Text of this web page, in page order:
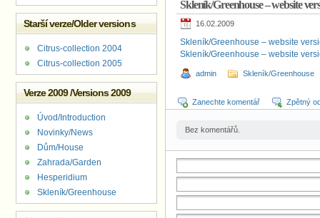
Skleník/Greenhouse – website
16.02.2009
Skleník/Greenhouse – website
Skleník/Greenhouse – website
admin Skleník/Greenhouse
Zanechte komentář Zpětný
Bez komentářů.
Starší verze/Older versions
Citrus-collection 2004
Citrus-collection 2005
Verze 2009 /Versions 2009
Úvod/Introduction
Novinky/News
Dům/House
Zahrada/Garden
Hesperidium
Skleník/Greenhouse